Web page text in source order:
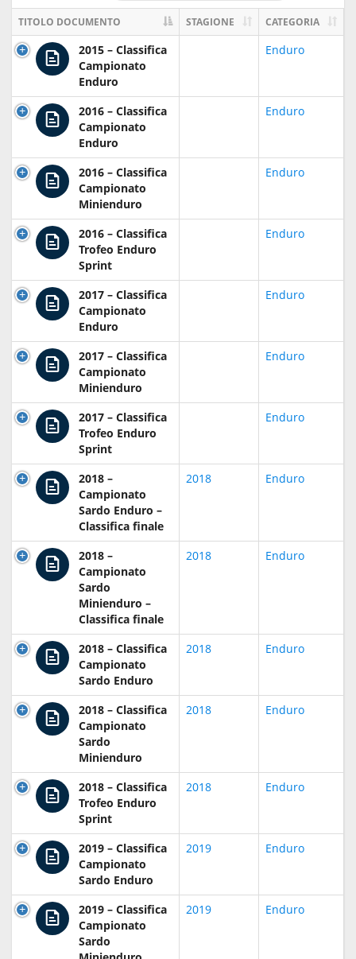
TITOLO DOCUMENTO STAGIONE CATEGORIA
2015 – Classifica
Campionato
Enduro
Enduro
2016 – Classifica
Campionato
Enduro
Enduro
2016 – Classifica
Campionato
Minienduro
Enduro
2016 – Classifica
Trofeo Enduro
Sprint
Enduro
2017 – Classifica
Campionato
Enduro
Enduro
2017 – Classifica
Campionato
Minienduro
Enduro
2017 – Classifica
Trofeo Enduro
Sprint
Enduro
2018 –
Campionato
Sardo Enduro –
Classifica finale
2018 Enduro
2018 –
Campionato
Sardo
Minienduro –
Classifica finale
2018 Enduro
2018 – Classifica
Campionato
Sardo Enduro
2018 Enduro
2018 – Classifica
Campionato
Sardo
Minienduro
2018 Enduro
2018 – Classifica
Trofeo Enduro
Sprint
2018 Enduro
2019 – Classifica
Campionato
Sardo Enduro
2019 Enduro
2019 – Classifica
Campionato
Sardo
2019 Enduro